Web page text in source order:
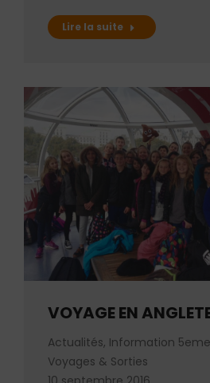
Lire la suite
VOYAGE EN
Actualités, Information 5eme
Voyages & Sorties